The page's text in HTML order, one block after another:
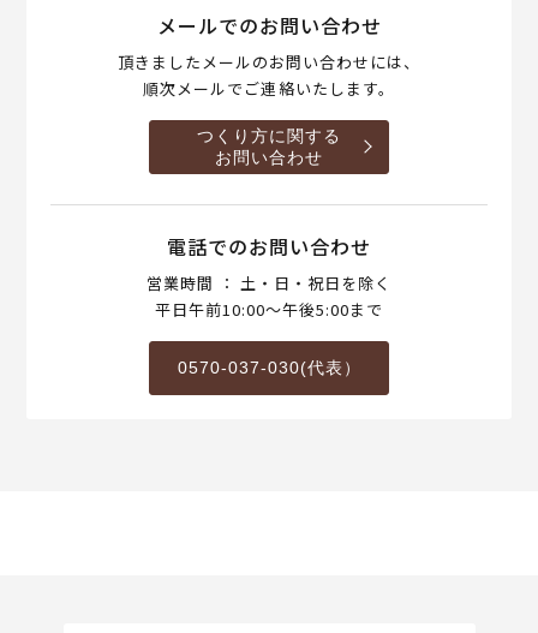
メールでのお問い合わせ
頂きましたメールのお問い合わせには、
順次メールでご連絡いたします。
つくり方に関する
お問い合わせ
電話でのお問い合わせ
営業時間 ： 土・日・祝日を除く
平日午前10:00～午後5:00まで
0570-037-030(代表）